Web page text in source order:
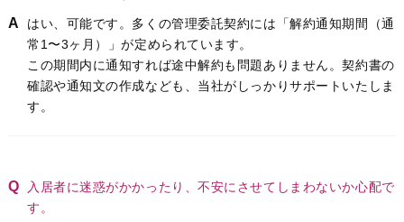
はい、可能です。多くの管理委託契約には「解約通知期間（通
常1〜3ヶ月）」が定められています。
この期間内に通知すれば途中解約も問題ありません。契約書の
確認や通知文の作成なども、当社がしっかりサポートいたしま
す。
入居者に迷惑がかかったり、不安にさせてしまわないか心配で
す。